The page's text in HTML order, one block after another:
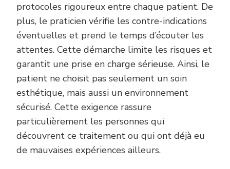
protocoles rigoureux entre chaque patient. De
plus, le praticien vérifie les contre-indications
éventuelles et prend le temps d’écouter les
attentes. Cette démarche limite les risques et
garantit une prise en charge sérieuse. Ainsi, le
patient ne choisit pas seulement un soin
esthétique, mais aussi un environnement
sécurisé. Cette exigence rassure
particulièrement les personnes qui
découvrent ce traitement ou qui ont déjà eu
de mauvaises expériences ailleurs.